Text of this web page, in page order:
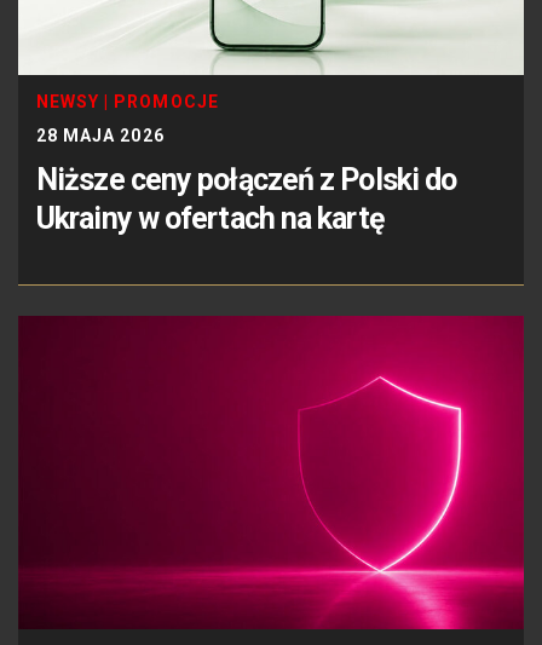
NEWSY
PROMOCJE
28 MAJA 2026
Niższe ceny połączeń z Polski do
Ukrainy w ofertach na kartę